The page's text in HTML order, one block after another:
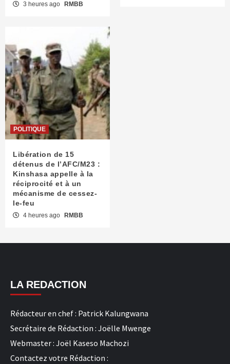
3 heures ago RMBB
POLITIQUE
Libération de 15
détenus de l’AFC/M23 :
Kinshasa appelle à la
réciprocité et à un
mécanisme de cessez-
le-feu
4 heures ago RMBB
LA REDACTION
Rédacteur en chef : Patrick Kalungwana
Secrétaire de Rédaction : Joëlle Mwenge
Webmaster : Joël Kaseso Machozi
Contactez votre Rédaction :